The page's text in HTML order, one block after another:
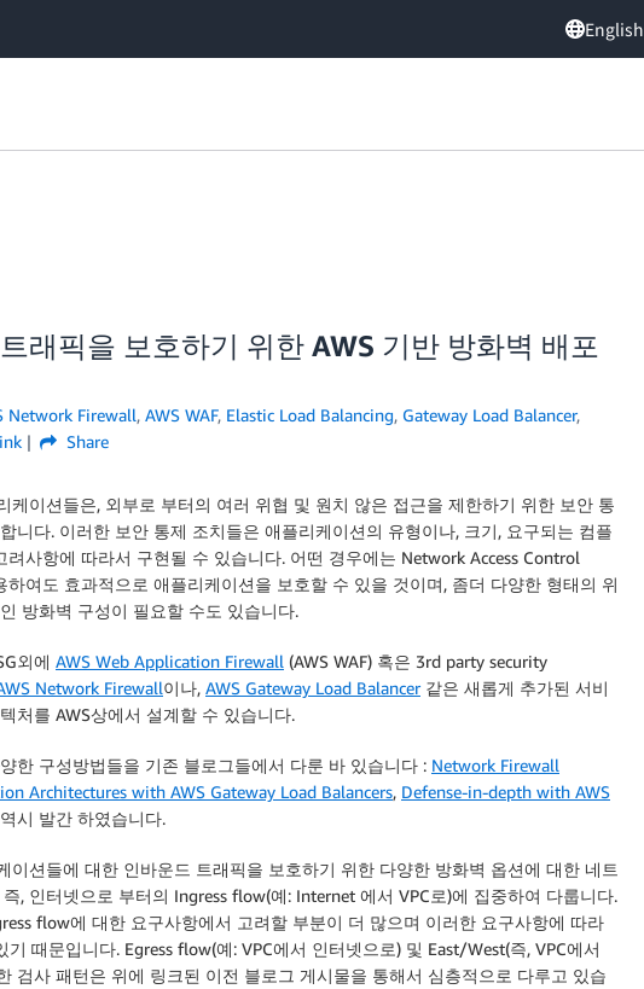
English
래픽을 보호하기 위한 AWS 기반 방화벽 배포
Network Firewall, AWS WAF, Elastic Load Balancing, Gateway Load Balancer,
Share
케이션들은, 외부로 부터의 여러 위협 및 원치 않은 접근을 제한하기 위한 보안 통
니다. 이러한 보안 통제 조치들은 애플리케이션의 유형이나, 크기, 요구되는 컴플
사항에 따라서 구현될 수 있습니다. 어떤 경우에는 Network Access Control
하여도 효과적으로 애플리케이션을 보호할 수 있을 것이며, 좀더 다양한 형태의 위
방화벽 구성이 필요할 수도 있습니다.
외에 AWS Web Application Firewall (AWS WAF) 혹은 3rd party security
Network Firewall이나, AWS Gateway Load Balancer같은 새롭게 추가된 서비
처를 AWS상에서 설계할 수 있습니다.
한 구성방법들을 기존 블로그들에서 다룬 바 있습니다 : Network Firewall
Architectures with AWS Gateway Load Balancers, Defense-in-depth with AWS
역시 발간 하였습니다.
이션들에 대한 인바운드 트래픽을 보호하기 위한 다양한 방화벽 옵션에 대한 네트
, 인터넷으로 부터의 Ingress flow(예: Internet 에서 VPC로)에 집중하여 다룹니다.
flow에 대한 요구사항에서 고려할 부분이 더 많으며 이러한 요구사항에 따라
때문입니다. Egress flow(예: VPC에서 인터넷으로) 및 East/West(즉, VPC에서
검사 패턴은 위에 링크된 이전 블로그 게시물을 통해서 심층적으로 다루고 있습